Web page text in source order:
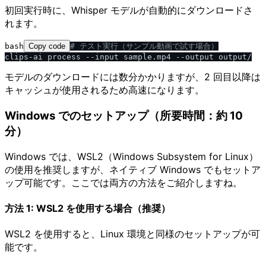
初回実行時に、Whisper モデルが自動的にダウンロードさ
れます。
bash Copy code # テスト実行（サンプル動画で試す場合）
モデルのダウンロードには数分かかりますが、2 回目以降は
キャッシュが使用されるため高速になります。
Windows でのセットアップ（所要時間：約 10
分）
Windows では、WSL2（Windows Subsystem for Linux）
の使用を推奨しますが、ネイティブ Windows でもセットア
ップ可能です。ここでは両方の方法をご紹介しますね。
方法 1: WSL2 を使用する場合（推奨）
WSL2 を使用すると、Linux 環境と同様のセットアップが可
能です。